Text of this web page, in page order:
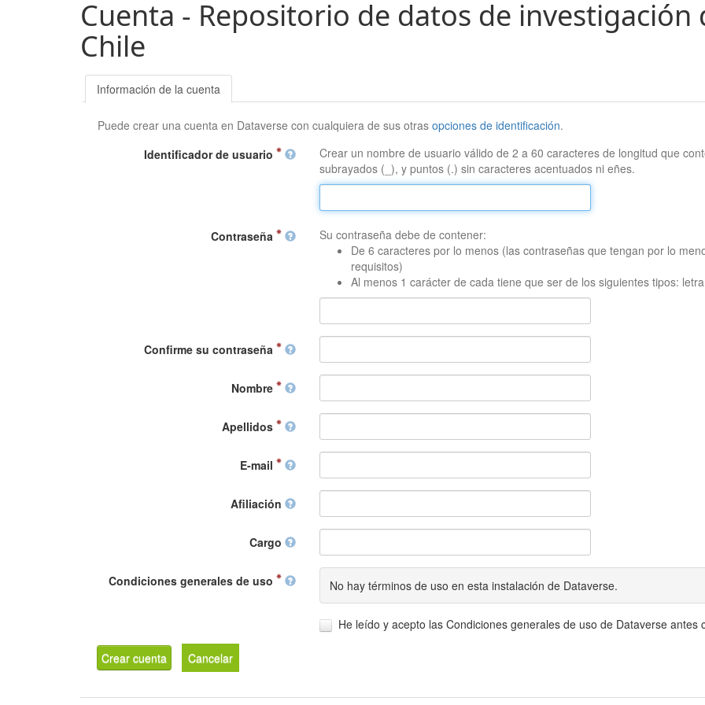
Cuenta - Repositorio de datos de investigación
Chile
Información de la cuenta
Puede crear una cuenta en Dataverse con cualquiera de sus otrasopciones de identificación.
Identificador de usuario
Crear un nombre de usuario válido de 2 a 60 caracteres de longitud que
subrayados (_), y puntos (.) sin caracteres acentuados ni eñes.
Contraseña
Su contraseña debe de contener:
De 6 caracteres por lo menos (las contraseñas que tengan por lo
requisitos)
Al menos 1 carácter de cada tiene que ser de los siguientes tipos:
Confirme su contraseña
Nombre
Apellidos
E-mail
Afiliación
Cargo
Condiciones generales de uso No hay términos de uso en esta instalación de Dataverse.
He leído y acepto las Condiciones generales de uso de Dataverse antes
Crear cuenta Cancelar